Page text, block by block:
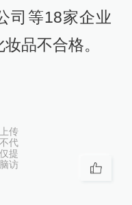
司等18家企业
品不合格。
传
代
提
访